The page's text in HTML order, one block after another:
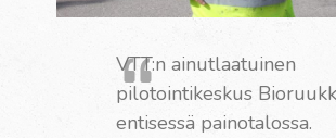
VTT:n ainutlaatuinen
pilotointikeskus
entisessä painotalossa.